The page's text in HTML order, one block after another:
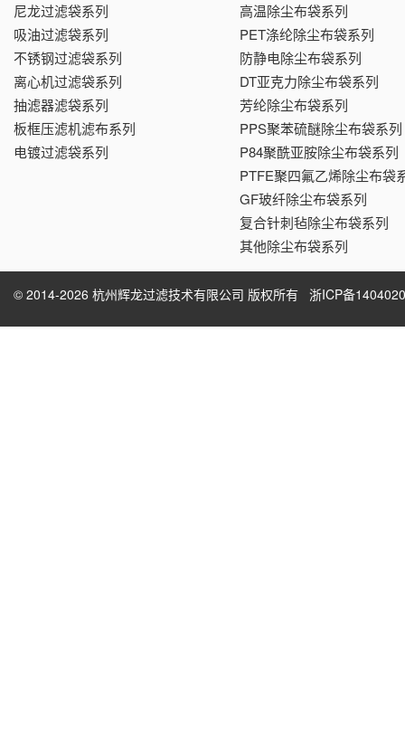
尼龙过滤袋系列
吸油过滤袋系列
不锈钢过滤袋系列
离心机过滤袋系列
抽滤器滤袋系列
板框压滤机滤布系列
电镀过滤袋系列
高温除尘布袋系列
PET涤纶除尘布袋系列
防静电除尘布袋系列
DT亚克力除尘布袋系列
芳纶除尘布袋系列
PPS聚苯硫醚除尘布袋系列
P84聚酰亚胺除尘布袋系列
PTFE聚四氟乙烯除尘布袋
GF玻纤除尘布袋系列
复合针刺毡除尘布袋系列
其他除尘布袋系列
© 2014-2026 杭州辉龙过滤技术有限公司 版权所有 浙ICP备